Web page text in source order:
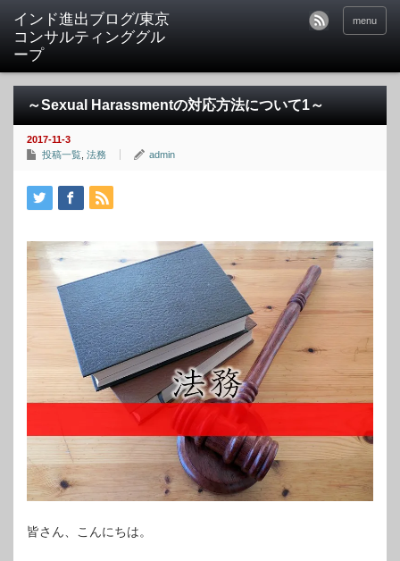
インド進出ブログ/東京
コンサルティンググル
ープ
menu
～Sexual Harassmentの対応方法について1～
2017-11-3
投稿一覧 法務 admin
皆さん、こんにちは。